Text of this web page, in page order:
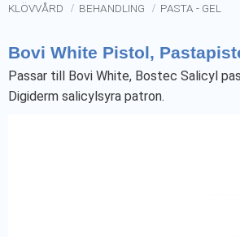
KLÖVVÅRD BEHANDLING PASTA - GEL
Bovi White Pistol,
Passar till Bovi White, Bostec Salicyl
Digiderm salicylsyra patron.